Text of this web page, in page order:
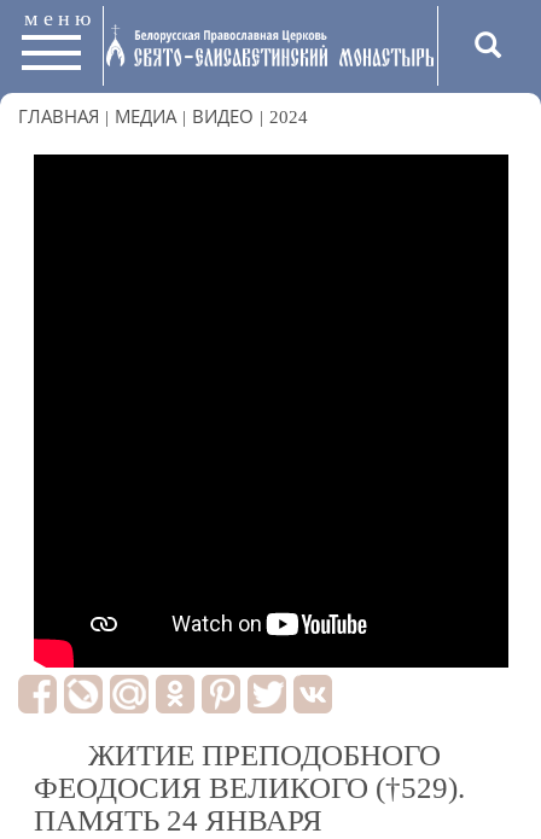
меню
ГЛАВНАЯ | МЕДИА | ВИДЕО | 2024
ЖИТИЕ ПРЕПОДОБНОГО
ФЕОДОСИЯ ВЕЛИКОГО (†529).
ПАМЯТЬ 24 ЯНВАРЯ